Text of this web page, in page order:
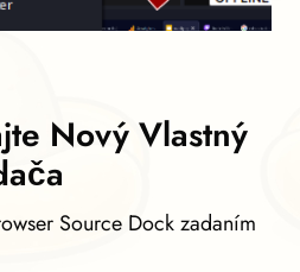
Nový Vlastný
Source Dock zadaním